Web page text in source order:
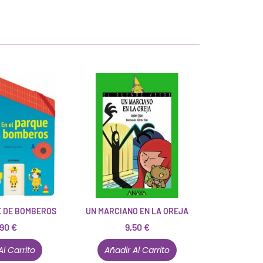
DE BOMBEROS
€
Carrito
UN MARCIANO EN LA OREJA
9,50 €
Añadir Al Carrito